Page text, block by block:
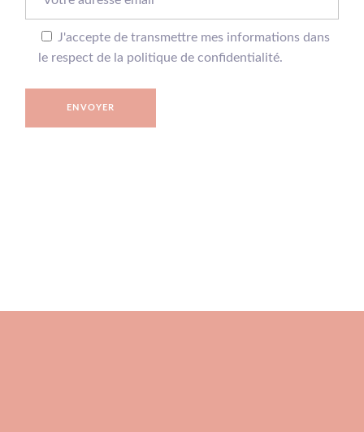
J'accepte de transmettre mes informations dans
le respect de la politique de confidentialité.
ENVOYER